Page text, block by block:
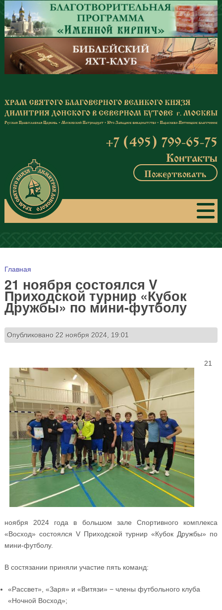
Перейти к основному содержанию
+7 (495) 799-65-75
Контакты
Пожертвовать
Вы здесь
Главная
21 ноября состоялся V
Приходской турнир «Кубок
Дружбы» по мини-футболу
Опубликовано 22 ноября 2024, 19:01
21
ноября 2024 года в большом зале Спортивного комплекса
«Восход» состоялся V Приходской турнир «Кубок Дружбы» по
мини-футболу.
В состязании приняли участие пять команд:
«Рассвет», «Заря» и «Витязи» − члены футбольного клуба
«Ночной Восход»;